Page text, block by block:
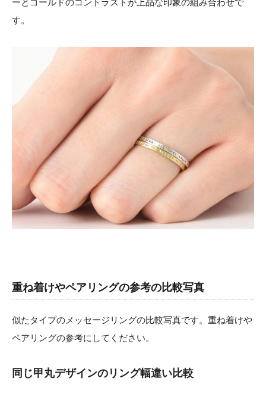
す。
重ね着けやペアリングの参考の比較写真
似たタイプのメッセージリングの比較写真です。重ね着けや
ペアリングの参考にしてください。
同じ甲丸デザインのリング幅違い比較